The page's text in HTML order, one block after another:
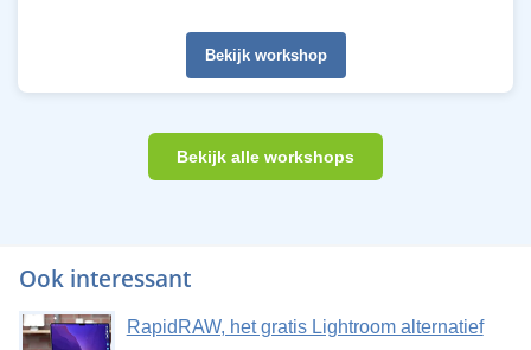
Bekijk workshop
Bekijk alle workshops
Ook interessant
RapidRAW, het gratis Lightroom alternatief